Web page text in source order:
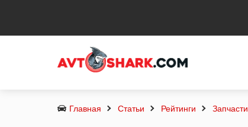
Главная Статьи Рейтинги Запчасти